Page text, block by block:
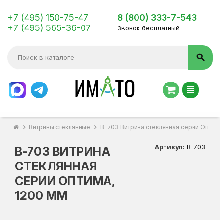
+7 (495) 150-75-47
+7 (495) 565-36-07
8 (800) 333-7-543
Звонок бесплатный
search
view_headline
chevron_right Витрины стеклянные chevron_right В-703 Витрина стеклянная серии
В-703 ВИТРИНА
СТЕКЛЯННАЯ
СЕРИИ ОПТИМА,
1200 ММ
Артикул: В-703